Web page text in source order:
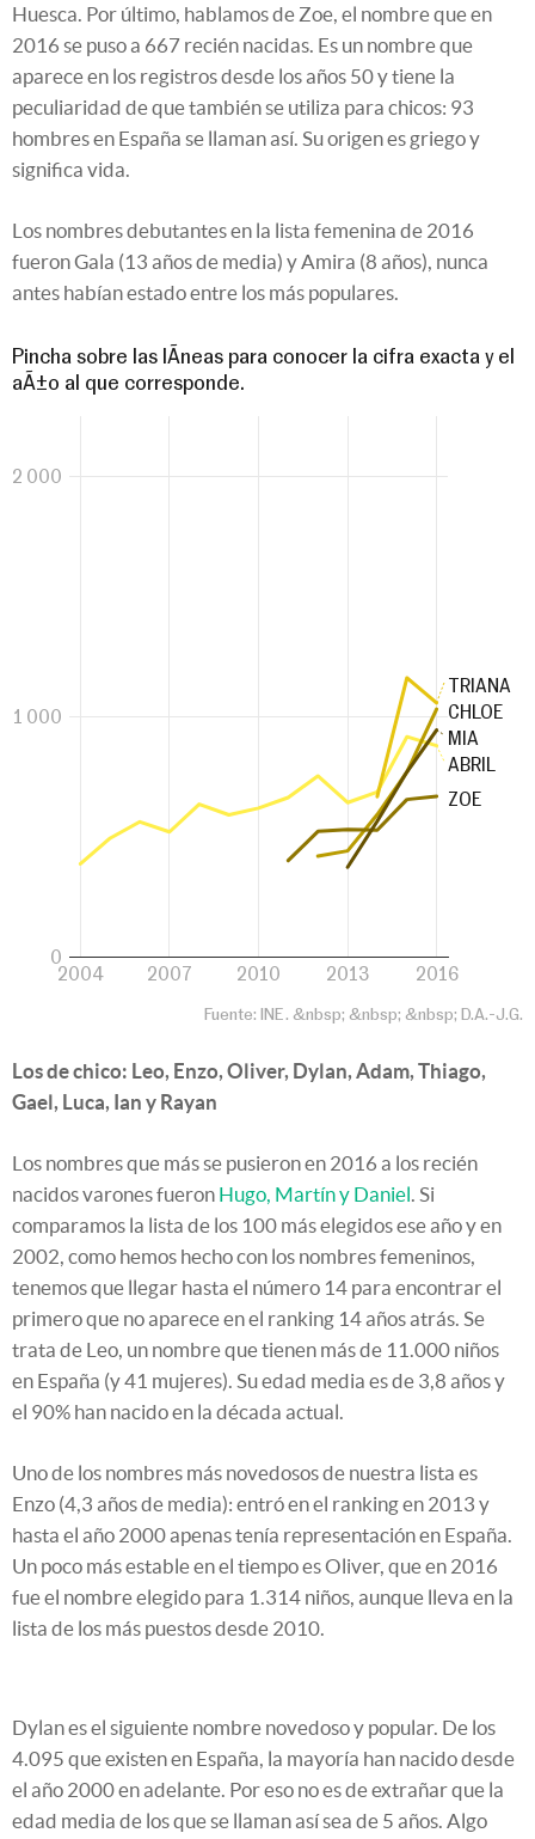
Huesca. Por último, hablamos de Zoe, el nombre que en
2016 se puso a 667 recién nacidas. Es un nombre que
aparece en los registros desde los años 50 y tiene la
peculiaridad de que también se utiliza para chicos: 93
hombres en España se llaman así. Su origen es griego y
significa vida.
Los nombres debutantes en la lista femenina de 2016
fueron Gala (13 años de media) y Amira (8 años), nunca
antes habían estado entre los más populares.
Los de chico: Leo, Enzo, Oliver, Dylan, Adam, Thiago,
Gael, Luca, Ian y Rayan
Los nombres que más se pusieron en 2016 a los recién
nacidos varones fueron Hugo, Martín y Daniel . Si
comparamos la lista de los 100 más elegidos ese año y en
2002, como hemos hecho con los nombres femeninos,
tenemos que llegar hasta el número 14 para encontrar el
primero que no aparece en el ranking 14 años atrás. Se
trata de Leo, un nombre que tienen más de 11.000 niños
en España (y 41 mujeres). Su edad media es de 3,8 años y
el 90% han nacido en la década actual.
Uno de los nombres más novedosos de nuestra lista es
Enzo (4,3 años de media): entró en el ranking en 2013 y
hasta el año 2000 apenas tenía representación en España.
Un poco más estable en el tiempo es Oliver, que en 2016
fue el nombre elegido para 1.314 niños, aunque lleva en la
lista de los más puestos desde 2010.
Dylan es el siguiente nombre novedoso y popular. De los
4.095 que existen en España, la mayoría han nacido desde
el año 2000 en adelante. Por eso no es de extrañar que la
edad media de los que se llaman así sea de 5 años. Algo